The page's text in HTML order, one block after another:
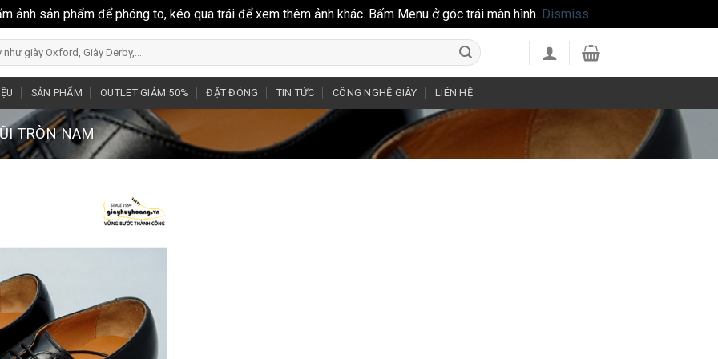
ảnh sản phẩm để phóng to, kéo qua trái để xem thêm ảnh khác. Bấm Menu ở góc trái màn hình. Dismiss
SẢN PHẨM OUTLET GIẢM 50% ĐẶT ĐÓNG TIN TỨC CÔNG NGHỆ GIÀY LIÊN HỆ
TRÒN NAM